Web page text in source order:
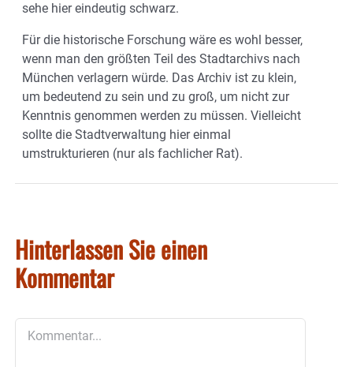
sehe hier eindeutig schwarz.
Für die historische Forschung wäre es wohl besser,
wenn man den größten Teil des Stadtarchivs nach
München verlagern würde. Das Archiv ist zu klein,
um bedeutend zu sein und zu groß, um nicht zur
Kenntnis genommen werden zu müssen. Vielleicht
sollte die Stadtverwaltung hier einmal
umstrukturieren (nur als fachlicher Rat).
Hinterlassen Sie einen
Kommentar